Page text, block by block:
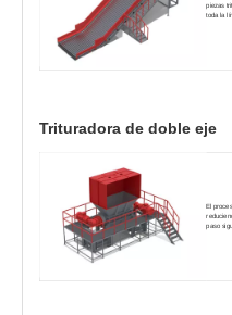
piezas
toda la
Trituradora de doble eje
El
paso